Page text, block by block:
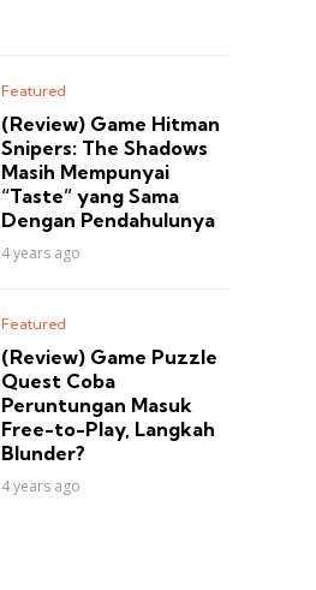
Featured
(Review) Game Hitman
Snipers: The Shadows
Masih Mempunyai
“Taste” yang Sama
Dengan Pendahulunya
4 years ago
Featured
(Review) Game Puzzle
Quest Coba
Peruntungan Masuk
Free-to-Play, Langkah
Blunder?
4 years ago